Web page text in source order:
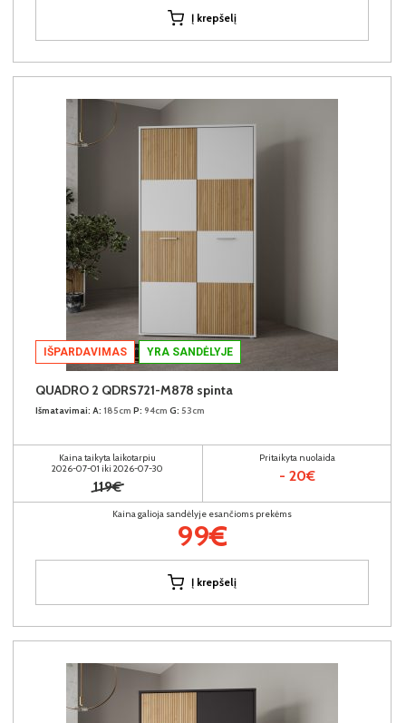
Į krepšelį
IŠPARDAVIMAS YRA SANDĖLYJE
QUADRO 2 QDRS721-M878 spinta
Išmatavimai: A: 185cm P: 94cm G: 53cm
Kaina taikyta laikotarpiu
2026-07-01 iki 2026-07-30
119€
Pritaikyta nuolaida
- 20€
Kaina galioja sandėlyje esančioms prekėms
99€
Į krepšelį